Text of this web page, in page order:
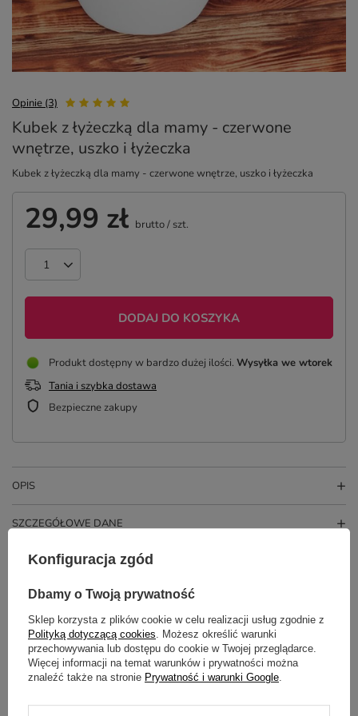
Opinie (3)
Kubek z łyżeczką dla mamy - czerwone
wnętrze, uszko i łyżeczka
Kubek z łyżeczką dla mamy - czerwone wnętrze, uszko i łyżeczka
29,99 zł brutto/ szt.
DODAJ DO KOSZYKA
Produkt dostępny w bardzo dużej ilości Wysyłka we wtorek
Tania i szybka dostawa
Bezpieczne zakupy
OPIS
SZCZEGÓŁOWE DANE
OPINIE (3)
Potrzebujesz pomocy? Masz pytania?
Zadaj pytanie a my odpowiemy
niezwłocznie, najciekawsze pytania i
odpowiedzi publikując dla innych.
ZADAJ PYTANIE
Konfiguracja zgód
Dbamy o Twoją prywatność
Sklep korzysta z plików cookie w celu realizacji usług zgodnie z
Polityką dotyczącą cookies . Możesz określić warunki
przechowywania lub dostępu do cookie w Twojej przeglądarce.
Więcej informacji na temat warunków i prywatności można
znaleźć także na stronie Prywatność i warunki Google